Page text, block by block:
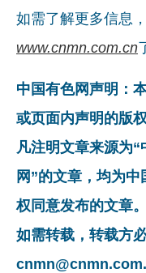
如需了解更多信息
www.cnmn.com.cn
中国有色网声明：
或页面内声明的版权
凡注明文章来源为
网”的文章，均为
权同意发布的文章。
如需转载，转载方